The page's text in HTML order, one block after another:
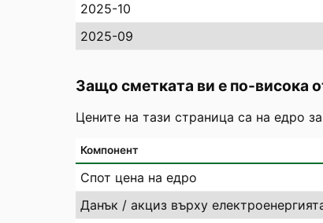
2025-10
2025-09
Защо сметката ви е по-висока
Цените на тази страница са на едро
Компонент
Спот цена на едро
Данък / акциз върху